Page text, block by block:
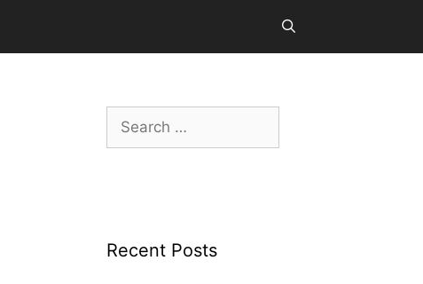
Search
for:
Recent Posts